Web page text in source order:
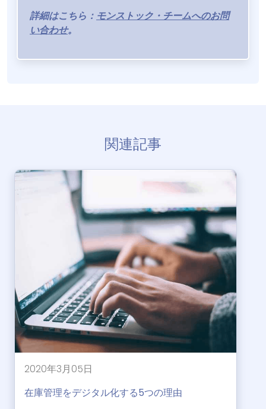
詳細はこちら： モンストック・チームへのお問
い合わせ。
関連記事
2020年3月05日
在庫管理をデジタル化する5つの理由